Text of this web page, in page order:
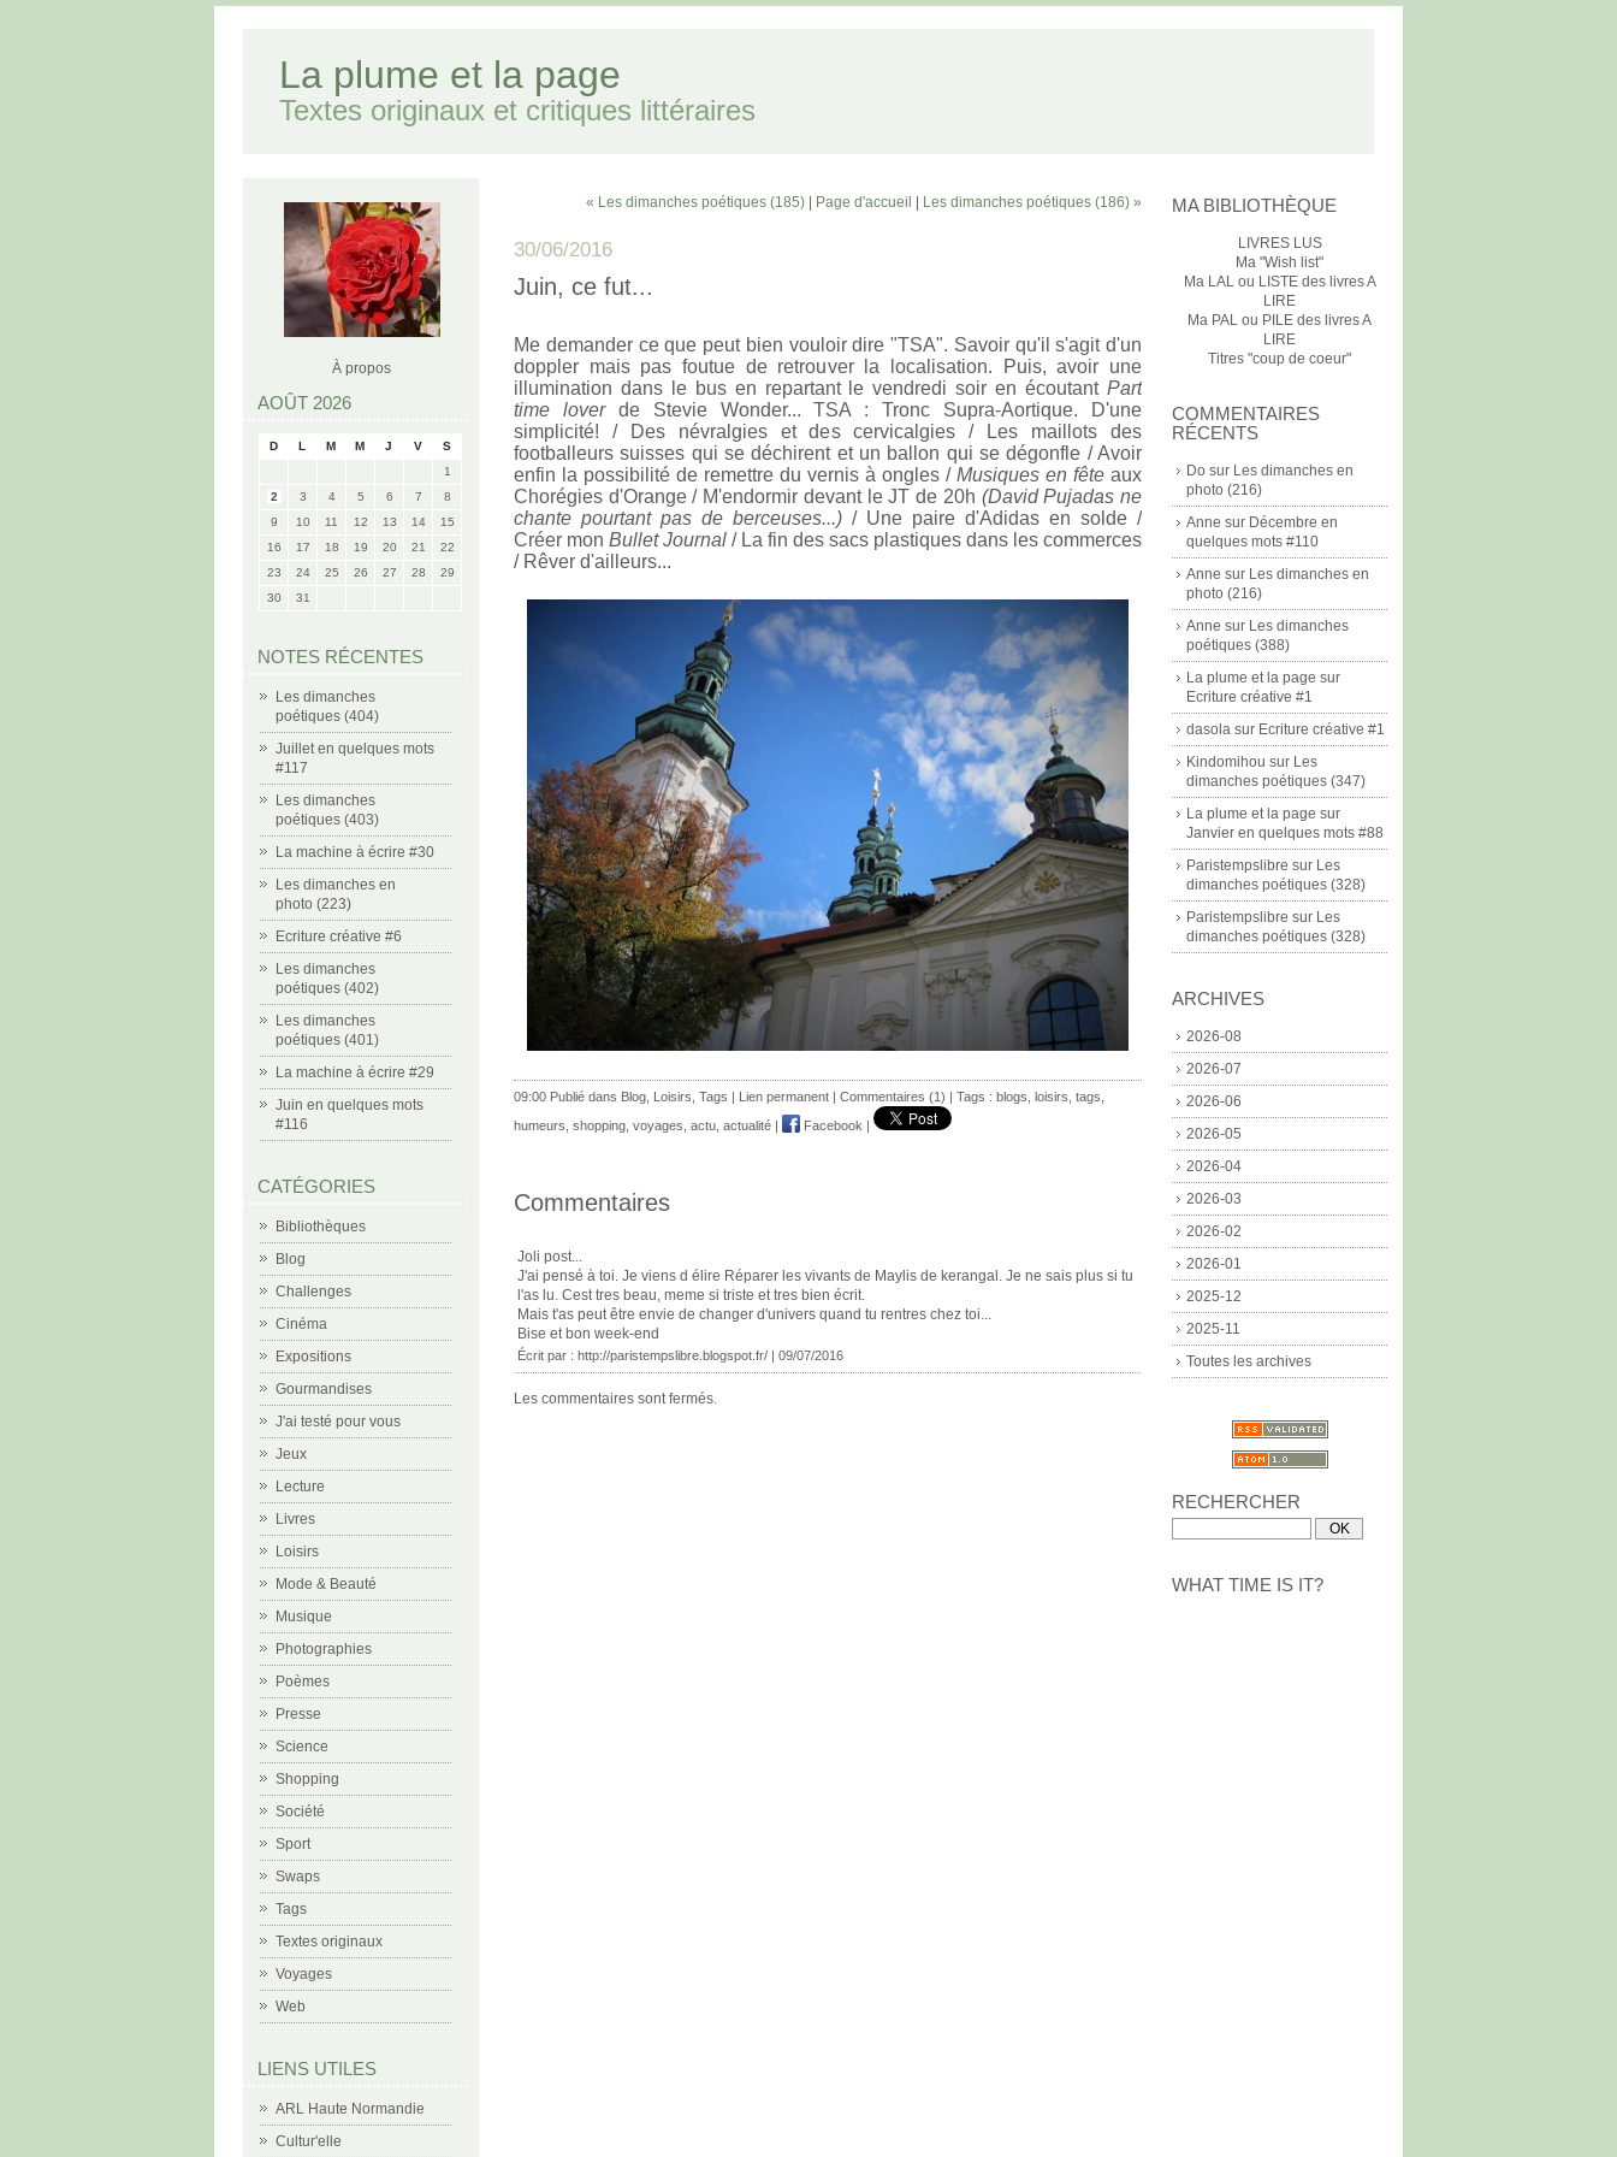
La plume et la page
Textes originaux et critiques littéraires
À propos
AOÛT 2026
D L M M J V
S
1
2
3 4 5 6 7
8
9
10 11 12 13 14
15
16
17 18 19 20 21
22
23
24 25 26 27 28
29
30
31
NOTES RÉCENTES
Les dimanches
poétiques (404)
Juillet en quelques mots
#117
Les dimanches
poétiques (403)
La machine à écrire #30
Les dimanches en
photo (223)
Ecriture créative #6
Les dimanches
poétiques (402)
Les dimanches
poétiques (401)
La machine à écrire #29
Juin en quelques mots
#116
CATÉGORIES
Bibliothèques
Blog
Challenges
Cinéma
Expositions
Gourmandises
J'ai testé pour vous
Jeux
Lecture
Livres
Loisirs
Mode & Beauté
Musique
Photographies
Poèmes
Presse
Science
Shopping
Société
Sport
Swaps
Tags
Textes originaux
Voyages
Web
LIENS UTILES
ARL Haute Normandie
Cultur'elle
MA BIBLIOTHÈQUE
LIVRES LUS
Ma "Wish list"
Ma LAL ou LISTE des livres A
LIRE
Ma PAL ou PILE des livres A
LIRE
Titres "coup de coeur"
COMMENTAIRES
RÉCENTS
Do sur Les dimanches en
photo (216)
Anne sur Décembre en
quelques mots #110
Anne sur Les dimanches en
photo (216)
Anne sur Les dimanches
poétiques (388)
La plume et la page sur
Ecriture créative #1
dasola sur Ecriture créative #1
Kindomihou sur Les
dimanches poétiques (347)
La plume et la page sur
Janvier en quelques mots #88
Paristempslibre sur Les
dimanches poétiques (328)
Paristempslibre sur Les
dimanches poétiques (328)
ARCHIVES
2026-08
2026-07
2026-06
2026-05
2026-04
2026-03
2026-02
2026-01
2025-12
2025-11
Toutes les archives
RECHERCHER
WHAT TIME IS IT?
« Les dimanches poétiques (185) Page d'accueil Les dimanches poétiques (186) »
30/06/2016
Juin, ce fut...
Me demander ce que peut bien vouloir dire "TSA". Savoir qu'il s'agit d'un
doppler mais pas foutue de retrouver la localisation. Puis, avoir une
illumination dans le bus en repartant le vendredi soir en écoutant Part
time loverde Stevie Wonder... TSA : Tronc Supra-Aortique. D'une
simplicité! / Des névralgies et des cervicalgies / Les maillots des
footballeurs suisses qui se déchirent et un ballon qui se dégonfle / Avoir
enfin la possibilité de remettre du vernis à ongles / Musiques en fête aux
Chorégies d'Orange / M'endormir devant le JT de 20h (David Pujadas ne
chante pourtant pas de berceuses...) / Une paire d'Adidas en solde /
Créer mon Bullet Journal / La fin des sacs plastiques dans les commerces
/ Rêver d'ailleurs...
09:00 Publié dans Blog Loisirs Tags | Lien permanent | Commentaires (1) | Tags : blogs loisirs tags
humeurs shopping voyages actu actualité | Facebook |
Commentaires
Joli post...
J'ai pensé à toi. Je viens d élire Réparer les vivants de Maylis de kerangal. Je ne sais plus si tu
l'as lu. Cest tres beau, meme si triste et tres bien écrit.
Mais t'as peut être envie de changer d'univers quand tu rentres chez toi...
Bise et bon week-end
Écrit par : http://paristempslibre.blogspot.fr/ | 09/07/2016
Les commentaires sont fermés.